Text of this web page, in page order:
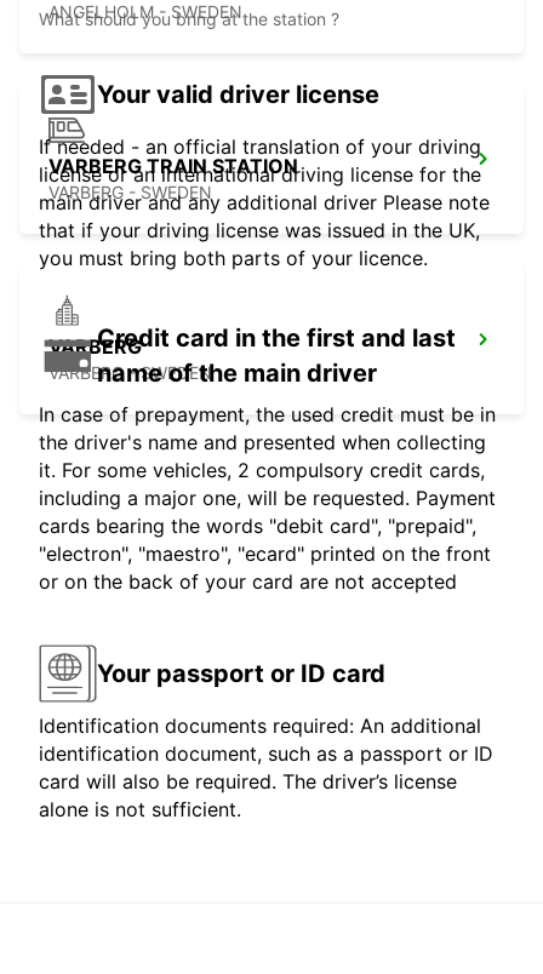
ANGELHOLM - SWEDEN
VARBERG TRAIN STATION
VARBERG - SWEDEN
VARBERG
VARBERG - SWEDEN
What should you bring at the station ?
Your valid driver license
If needed - an official translation of your driving
license or an international driving license for the
main driver and any additional driver Please note
that if your driving license was issued in the UK,
you must bring both parts of your licence.
Credit card in the first and last
name of the main driver
In case of prepayment, the used credit must be in
the driver's name and presented when collecting
it. For some vehicles, 2 compulsory credit cards,
including a major one, will be requested. Payment
cards bearing the words "debit card", "prepaid",
"electron", "maestro", "ecard" printed on the front
or on the back of your card are not accepted
Your passport or ID card
Identification documents required: An additional
identification document, such as a passport or ID
card will also be required. The driver’s license
alone is not sufficient.